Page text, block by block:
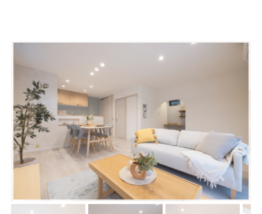
採用情
新しい
ました
新しい
6
8月
2025
新しい
事例を8
件ギャ
ラリー
にUPし
4月
新しい
事例を9
件ギャ
ラリー
にUPし
まし
た。